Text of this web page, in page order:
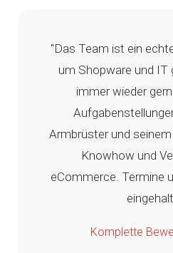
"Das Team ist ein
um Shopware und IT
immer wieder
Armbrüster und
Knowhow und
eCommerce. Termine
Komplette